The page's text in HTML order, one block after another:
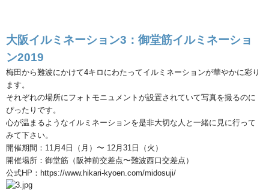
大阪イルミネーション3 ：御堂筋イルミネーショ
ン2019
梅田から難波にかけて4キロにわたってイルミネーションが華やかに彩り
ます。
それぞれの場所にフォトモニュメントが設置されていて写真を撮るのに
ぴったりです。
心が温まるようなイルミネーションを是非大切な人と一緒に見に行って
みて下さい。
開催期間： 11月 4 日（月）〜 12月 31 日（火）
開催場所：御堂筋（阪神前交差点〜難波西口交差点）
公式HP ： https://www.hikari-kyoen.com/midosuji/